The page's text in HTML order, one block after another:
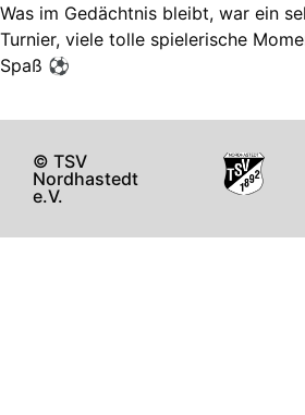
Was im Gedächtnis bleibt, war ein
Turnier, viele tolle spielerische
Spaß ⚽
© TSV
Nordhastedt
e.V.